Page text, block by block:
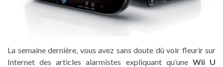
La semaine dernière, vous avez sans doute dû voir fleurir sur
Internet des articles alarmistes expliquant qu’une Wii U